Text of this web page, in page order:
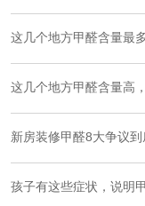
这几个地方甲醛含量最
这几个地方甲醛含量高
新房装修甲醛8大争议
孩子有这些症状，说明